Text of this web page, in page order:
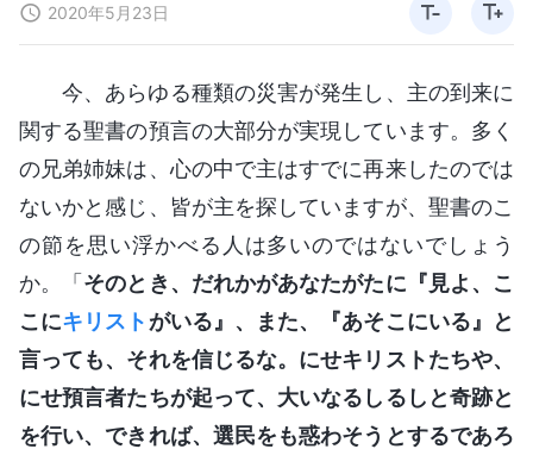
2020年5月23日
今、あらゆる種類の災害が発生し、主の到来に
関する聖書の預言の大部分が実現しています。多く
の兄弟姉妹は、心の中で主はすでに再来したのでは
ないかと感じ、皆が主を探していますが、聖書のこ
の節を思い浮かべる人は多いのではないでしょう
か。「そのとき、だれかがあなたがたに『見よ、こ
こにキリスト がいる』、また、『あそこにいる』と
言っても、それを信じるな。にせキリストたちや、
にせ預言者たちが起って、大いなるしるしと奇跡と
を行い、できれば、選民をも惑わそうとするであろ